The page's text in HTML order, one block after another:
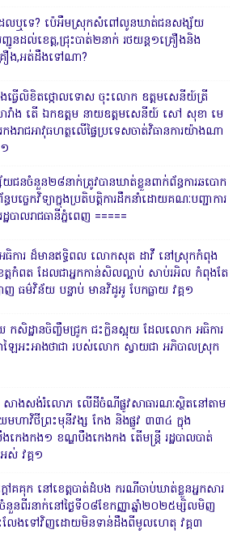
ែលឬទេ? ប៉េអឹមស្រុកសំពៅលូនឃាត់ជនសង្ស័យ
ជូនដល់ខេត្ត,ជ្រុះបាត់២នាក់ រថយន្ត១គ្រឿងនិង
ឿង,អត់ដឹងទៅណា?
ឿងធ្វើលិខិតថ្កោលទោស ចុះលោក ឧត្តមសេនីយ៍ត្រី
រាំង តើ ឯកឧត្តម នាយឧត្តមសេនីយ៍ សៅ សុខា មេ
កងរាជអាវុធហត្ថលើផ្ទៃប្រទេសចាត់វិធានការយ៉ាងណា
ជនចំនួន២៨នាក់ត្រូវបានឃាត់ខ្លួនពាក់ព័ន្ធការឆបោក
ធបច្ចេកវិទ្យាក្នុងប្រតិបត្តិការដឹកនាំដោយគណៈបញ្ជាការ
ឋបាលរាជធានីភ្នំពេញ ‎=====
ធិការ ដ៏មានឥទ្ធិពល លោកសុត ដាវី នៅស្រុកកំពុង
ត្តកំពត ដែលជាអ្នកកាន់សិលល្អាប់ សាប់រអិល កំពុងតែ
ាញ ធម៌វិន័យ បន្ទាប់ មានវិដូអូ បែកធ្លាយ វគ្គ១
យ កសិដ្ឋានចិញ្ចឹមជ្រូក ជះក្លិនស្អុយ ដែលលោក អធិការ
ឡៃអះអាងថាជា របស់លោក ស្វាយជា អភិបាលស្រុក
ាងសង់រំលោភ លើដីចំណីផ្លូវសាធារណៈស្ថិតនៅតាម
ហាវិថីព្រះមុនីវង្ស កែង និងផ្លូវ ៣៣៤ ក្នុង
ងកេងកង១ ខណ្ឌបឹងកេងកង តើមន្ត្រី រដ្ឋបាលបាត់
វគ្គ១
តៅគគុក នៅខេត្តបាត់ដំបង ករណីចាប់ឃាត់ខ្លួនអ្នកសារ
នួនពីរនាក់នៅថ្ងៃទី០៨ខែកញ្ញាឆ្នាំ២០២៥ម្សិលមិញ
លែងទៅវិញដោយមិនទាន់ដឹងពីមូលហេតុ វគ្គ៣